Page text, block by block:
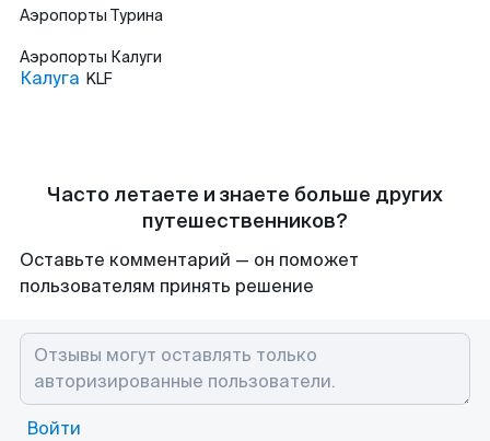
Аэропорты Турина
Аэропорты Калуги
Калуга KLF
Часто летаете и знаете больше других
путешественников?
Оставьте комментарий — он поможет
пользователям принять решение
Войти